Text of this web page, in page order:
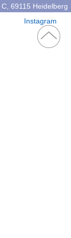
69115 Heidelberg
Instagram